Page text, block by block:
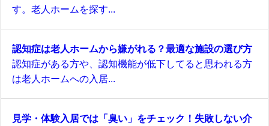
す。老人ホームを探す...
認知症は老人ホームから嫌がれる？最適な施設の選び方
認知症がある方や、認知機能が低下してると思われる方
は老人ホームへの入居...
見学・体験入居では「臭い」をチェック！失敗しない介